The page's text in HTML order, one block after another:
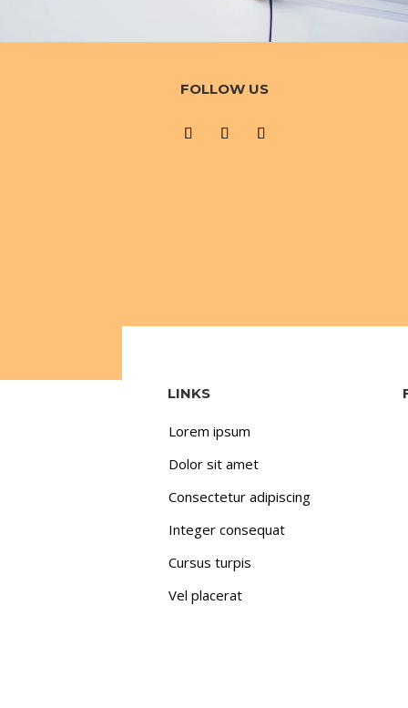
FOLLOW US
LINKS
Lorem ipsum
Dolor sit amet
Consectetur adipiscing
Integer consequat
Cursus turpis
Vel placerat